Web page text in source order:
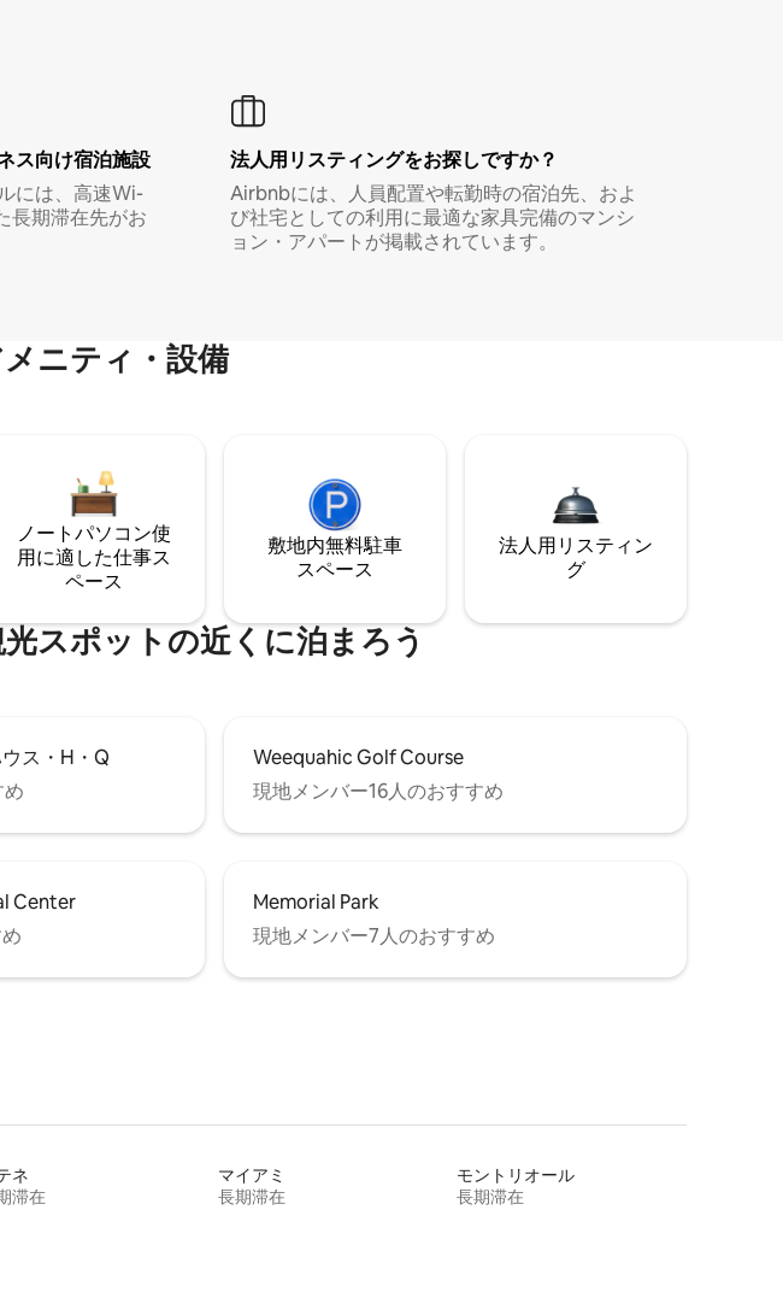
ス⁠向⁠け宿⁠泊⁠施⁠設
には、高速Wi-
長期滞在先がお
法人用リスティングをお探しですか？
Airbnbには、人員配置や転勤時の宿泊先、およ
び社宅としての利用に最適な家具完備のマンシ
ョン・アパートが掲載されています。
ニティ・設備
ノートパソコン使
用に適した仕事ス
ペース
敷地内無料駐⁠車
ス⁠ペ⁠ー⁠ス
法人用リスティン
グ
スポットの近くに泊まろう
ス・H・Q
Weequahic Golf Course
現地メンバー16人のおすすめ
Center
Memorial Park
現地メンバー7人のおすすめ
ネ
滞在
マイアミ
長期滞在
モントリオール
長期滞在